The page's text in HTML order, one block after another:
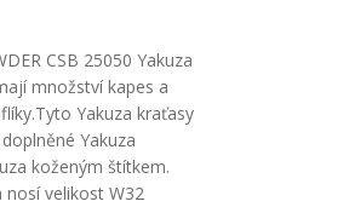
CSB 25050 Yakuza
množství kapes a
Yakuza kraťasy
Yakuza
koženým štítkem.
velikost W32